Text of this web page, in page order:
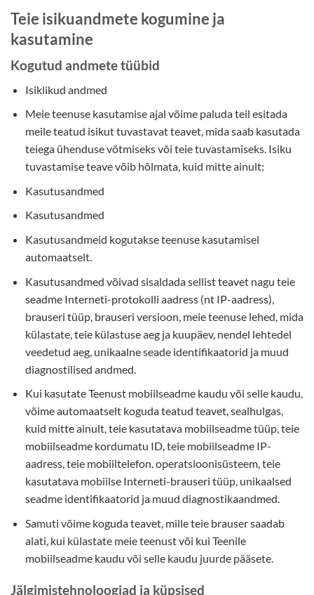
Teie isikuandmete kogumine ja
kasutamine
Kogutud andmete tüübid
Isiklikud andmed
Meie teenuse kasutamise ajal võime paluda teil esitada
meile teatud isikut tuvastavat teavet, mida saab kasutada
teiega ühenduse võtmiseks või teie tuvastamiseks. Isiku
tuvastamise teave võib hõlmata, kuid mitte ainult:
Kasutusandmed
Kasutusandmed
Kasutusandmeid kogutakse teenuse kasutamisel
automaatselt.
Kasutusandmed võivad sisaldada sellist teavet nagu teie
seadme Interneti-protokolli aadress (nt IP-aadress),
brauseri tüüp, brauseri versioon, meie teenuse lehed, mida
külastate, teie külastuse aeg ja kuupäev, nendel lehtedel
veedetud aeg, unikaalne seade identifikaatorid ja muud
diagnostilised andmed.
Kui kasutate Teenust mobiilseadme kaudu või selle kaudu,
võime automaatselt koguda teatud teavet, sealhulgas,
kuid mitte ainult, teie kasutatava mobiilseadme tüüp, teie
mobiilseadme kordumatu ID, teie mobiilseadme IP-
aadress, teie mobiiltelefon. operatsioonisüsteem, teie
kasutatava mobiilse Interneti-brauseri tüüp, unikaalsed
seadme identifikaatorid ja muud diagnostikaandmed.
Samuti võime koguda teavet, mille teie brauser saadab
alati, kui külastate meie teenust või kui Teenile
mobiilseadme kaudu või selle kaudu juurde pääsete.
Jälgimistehnoloogiad ja küpsised